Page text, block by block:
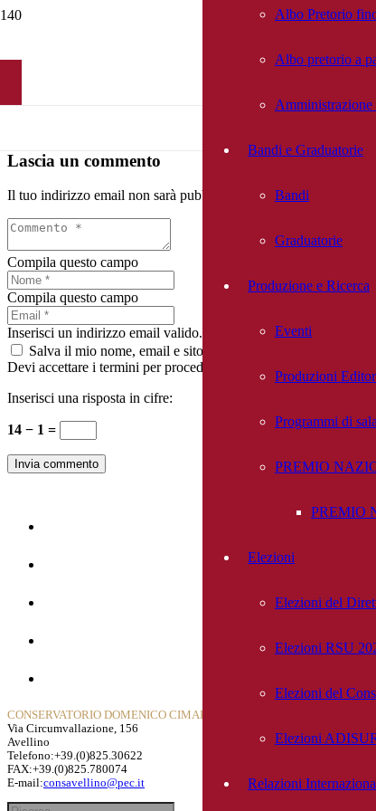
Albo Pretorio
Albo pretorio a
Amministrazione
Bandi e Graduatorie
Bandi
Graduatorie
Produzione e Ricerca
Eventi
Produzioni
Programmi di sala
PREMIO
PREMIO
Elezioni
Elezioni del
Elezioni RSU
Elezioni del
Elezioni
Relazioni
Lascia un commento
Il tuo indirizzo email non sarà pubblicato. I campi obbligatori
Compila questo campo
Compila questo campo
Inserisci un indirizzo email valido.
Salva il mio nome, email e sito web in questo browser per la
Devi accettare i termini per procedere
Inserisci una risposta in cifre:
14 − 1 =
Invia commento
CONSERVATORIO DOMENICO CIMAROSA
Via Circumvallazione, 156
Avellino
Telefono:+39.(0)825.30622
FAX:+39.(0)825.780074
E-mail:consavellino@pec.it